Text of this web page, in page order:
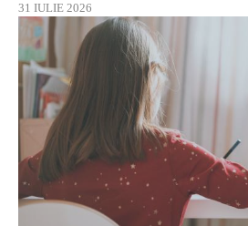
31 IULIE 2026